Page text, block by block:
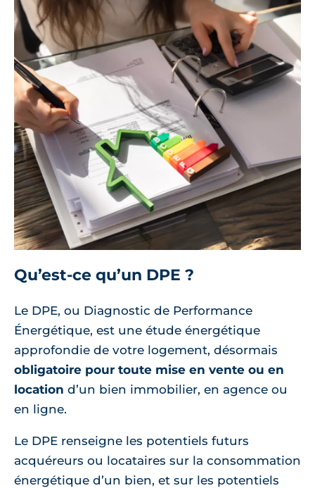
Qu’est-ce qu’un DPE ?
Le DPE, ou Diagnostic de Performance
Énergétique, est une étude énergétique
approfondie de votre logement, désormais
obligatoire pour toute mise en vente ou en
location d’un bien immobilier, en agence ou
en ligne.
Le DPE renseigne les potentiels futurs
acquéreurs ou locataires sur la consommation
énergétique d’un bien, et sur les potentiels